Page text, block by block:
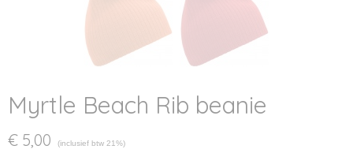
Myrtle Beach Rib beanie
€ 5,00 (inclusief btw 21%)